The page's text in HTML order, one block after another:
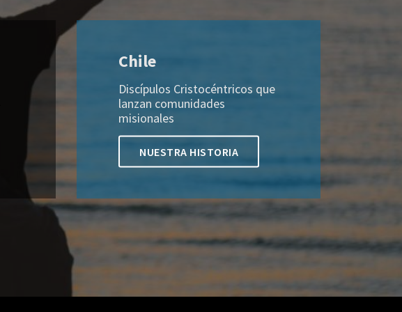
Chile
Discípulos Cristocéntricos que
lanzan comunidades
misionales
NUESTRA HISTORIA